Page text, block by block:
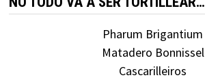
Pharum Brigantium
Matadero Bonnissel
Cascarilleiros